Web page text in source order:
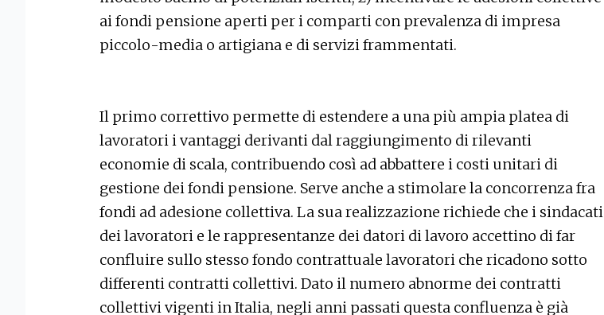
ai fondi pensione aperti per i comparti con prevalenza di impresa
piccolo-media o artigiana e di servizi frammentati.
Il primo correttivo permette di estendere a una più ampia platea di
lavoratori i vantaggi derivanti dal raggiungimento di rilevanti
economie di scala, contribuendo così ad abbattere i costi unitari di
gestione dei fondi pensione. Serve anche a stimolare la concorrenza fra
fondi ad adesione collettiva. La sua realizzazione richiede che i sindacati
dei lavoratori e le rappresentanze dei datori di lavoro accettino di far
confluire sullo stesso fondo contrattuale lavoratori che ricadono sotto
differenti contratti collettivi. Dato il numero abnorme dei contratti
collettivi vigenti in Italia, negli anni passati questa confluenza è già